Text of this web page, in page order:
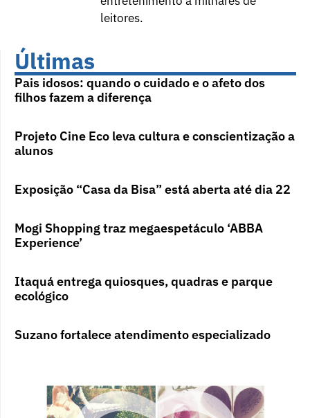
leitores.
Últimas
Pais idosos: quando o cuidado e o afeto dos
filhos fazem a diferença
Projeto Cine Eco leva cultura e conscientização a
alunos
Exposição “Casa da Bisa” está aberta até dia 22
Mogi Shopping traz megaespetáculo ‘ABBA
Experience’
Itaquá entrega quiosques, quadras e parque
ecológico
Suzano fortalece atendimento especializado